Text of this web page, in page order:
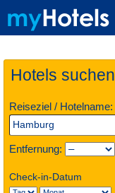
Hotels suchen
Reiseziel / Hotelname:
Entfernung:
Check-in-Datum